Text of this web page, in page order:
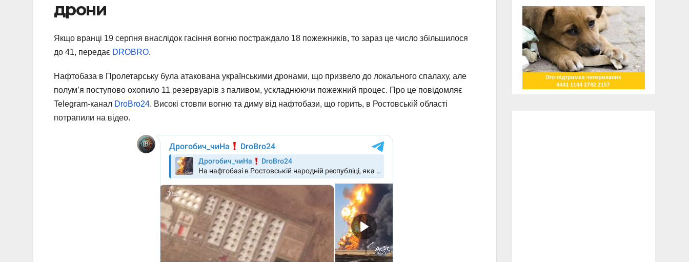
дрони
Якщо вранці 19 серпня внаслідок гасіння вогню постраждало 18 пожежників, то зараз це число збільшилося
до 41, передає DROBRO.
Нафтобаза в Пролетарську була атакована українськими дронами, що призвело до локального спалаху, але
полум’я поступово охопило 11 резервуарів з паливом, ускладнюючи пожежний процес. Про це повідомляє
Telegram-канал DroBro24. Високі стовпи вогню та диму від нафтобази, що горить, в Ростовській області
потрапили на відео.